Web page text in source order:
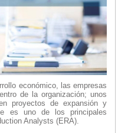
económico, las empresas
de la organización; unos
proyectos de expansión y
es uno de los principales
Analysts (ERA).